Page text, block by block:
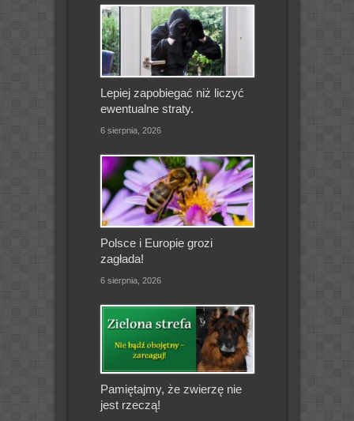
Lepiej zapobiegać niż liczyć
ewentualne straty.
6 sierpnia, 2026
Polsce i Europie grozi
zagłada!
6 sierpnia, 2026
Pamiętajmy, że zwierzę nie
jest rzeczą!